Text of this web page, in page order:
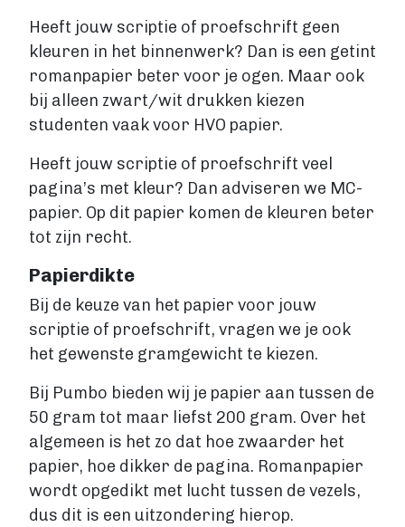
Heeft jouw scriptie of proefschrift geen
kleuren in het binnenwerk? Dan is een getint
romanpapier beter voor je ogen. Maar ook
bij alleen zwart/wit drukken kiezen
studenten vaak voor HVO papier.
Heeft jouw scriptie of proefschrift veel
pagina’s met kleur? Dan adviseren we MC-
papier. Op dit papier komen de kleuren beter
tot zijn recht.
Papierdikte
Bij de keuze van het papier voor jouw
scriptie of proefschrift, vragen we je ook
het gewenste gramgewicht te kiezen.
Bij Pumbo bieden wij je papier aan tussen de
50 gram tot maar liefst 200 gram. Over het
algemeen is het zo dat hoe zwaarder het
papier, hoe dikker de pagina. Romanpapier
wordt opgedikt met lucht tussen de vezels,
dus dit is een uitzondering hierop.